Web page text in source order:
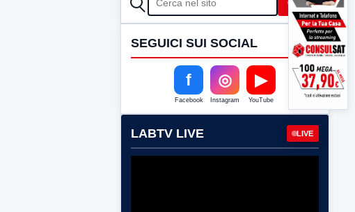
Cerca
SEGUICI SUI SOCIAL
f
Facebook
◎
Instagram
▶
YouTube
LABTV LIVE LIVE